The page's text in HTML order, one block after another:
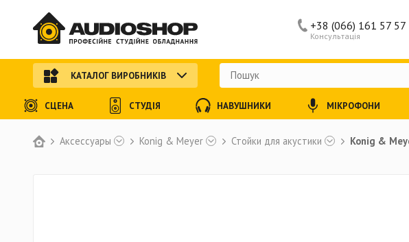
Аксессуары Konig & Meyer Стойки для акустики Konig &
Консультація
+38 (066) 161 57 57
КАТАЛОГ ВИРОБНИКІВ
СЦЕНА СТУДІЯ НАВУШНИКИ МІКРОФОНИ